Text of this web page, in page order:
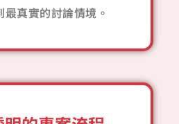
真實的討論情境。